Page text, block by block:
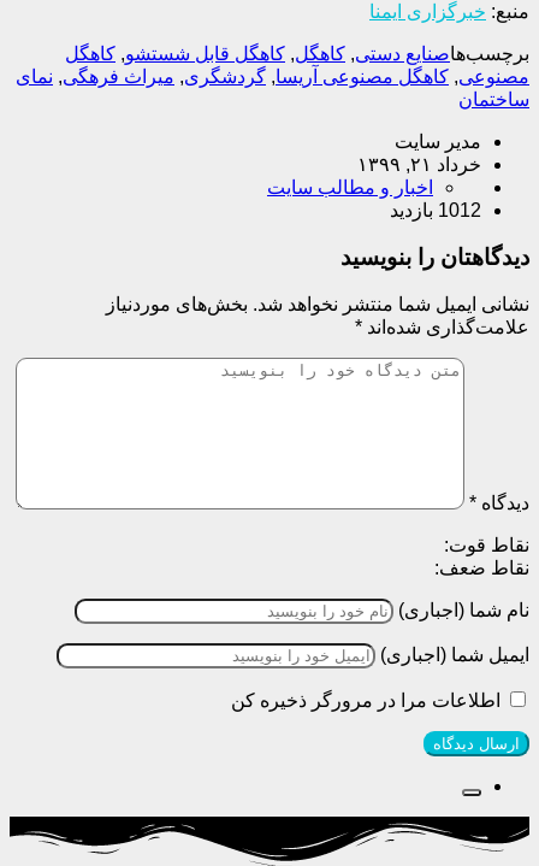
منبع: خبرگزاری ایمنا
برچسب‌هاصنایع دستی, کاهگل, کاهگل قابل شستشو, کاهگل
مصنوعی, کاهگل مصنوعی آریسا, گردشگری, میراث فرهگی, نمای
ساختمان
مدیر سایت
خرداد ۲۱, ۱۳۹۹
اخبار و مطالب سایت
1012 بازدید
دیدگاهتان را بنویسید
نشانی ایمیل شما منتشر نخواهد شد. بخش‌های موردنیاز
علامت‌گذاری شده‌اند *
دیدگاه *
نقاط قوت:
نقاط ضعف:
نام شما (اجباری)
ایمیل شما (اجباری)
اطلاعات مرا در مرورگر ذخیره کن